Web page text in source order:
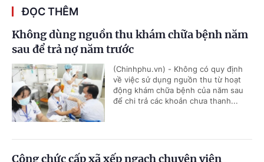
ĐỌC THÊM
Không dùng nguồn thu khám chữa bệnh năm
sau để trả nợ năm trước
(Chinhphu.vn) - Không có quy định
về việc sử dụng nguồn thu từ hoạt
động khám chữa bệnh của năm sau
để chi trả các khoản chưa thanh...
Công chức cấp xã xếp ngạch chuyên viên